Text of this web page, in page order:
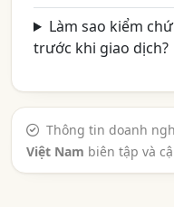
Làm sao kiểm
trước khi giao dịch?
Thông tin doanh
Việt Nam biên tập và